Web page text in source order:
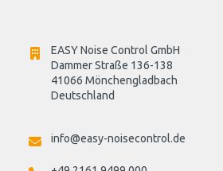
EASY Noise Control GmbH
Dammer Straße 136-138
41066 Mönchengladbach
Deutschland
info@easy-noisecontrol.de